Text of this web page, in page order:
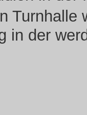
Turnhalle
in der